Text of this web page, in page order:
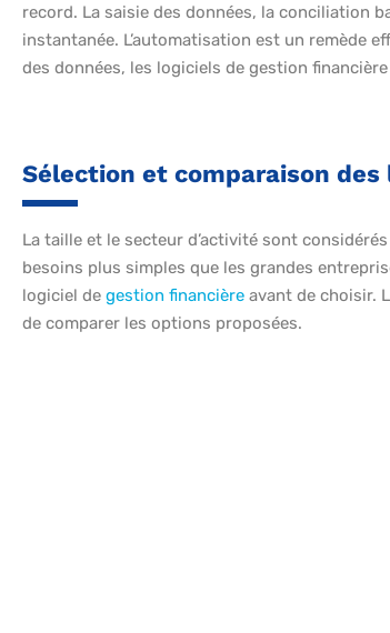
record. La saisie des données, la conciliation
instantanée. L’automatisation est un remède
des données, les logiciels de gestion
Sélection et comparaison des
La taille et le secteur d’activité sont
besoins plus simples que les grandes
logiciel de gestion financière avant de choisir.
de comparer les options proposées.